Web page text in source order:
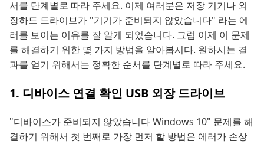
서를 단계별로 따라 주세요. 이제 여러분은 저장 기기나 외
장하드 드라이브가 "기기가 준비되지 않았습니다" 라는 에
러를 보이는 이유를 잘 알게 되었습니다. 그럼 이제 이 문제
를 해결하기 위한 몇 가지 방법을 알아봅시다. 원하시는 결
과를 얻기 위해서는 정확한 순서를 단계별로 따라 주세요.
1. 디바이스 연결 확인 USB 외장 드라이브
"디바이스가 준비되지 않았습니다 Windows 10" 문제를 해
결하기 위해서 첫 번째로 가장 먼저 할 방법은 에러가 손상